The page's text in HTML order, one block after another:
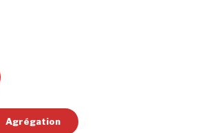
Agrégation